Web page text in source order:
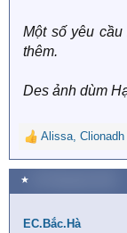
Một số yêu
thêm.
Des ảnh dùm
R
e
a
c
i
Alissa, Clionadh
★
EC.Bắc.Hà